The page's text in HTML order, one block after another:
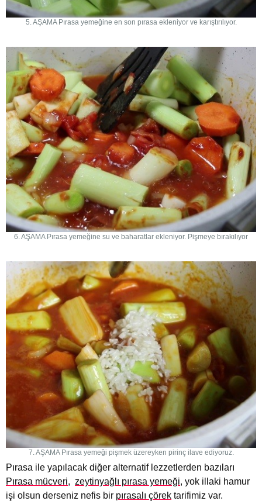
5. AŞAMA Pırasa yemeğine en son pırasa ekleniyor ve karıştırılıyor.
6. AŞAMA Pırasa yemeğine su ve baharatlar ekleniyor. Pişmeye bırakılıyor
7. AŞAMA Pırasa yemeği pişmek üzereyken pirinç ilave ediyoruz.
Pırasa ile yapılacak diğer alternatif lezzetlerden bazıları
Pırasa mücveri, zeytinyağlı pırasa yemeği, yok illaki hamur
işi olsun derseniz nefis bir pırasalı çörek tarifimiz var.